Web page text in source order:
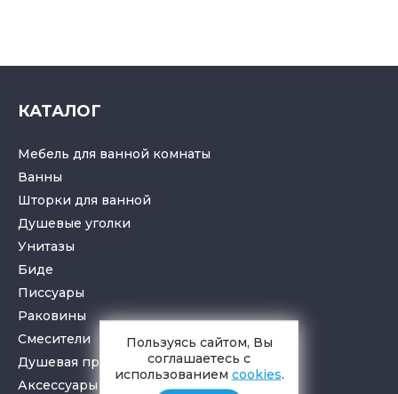
КАТАЛОГ
Мебель для ванной комнаты
Ванны
Шторки для ванной
Душевые уголки
Унитазы
Биде
Писсуары
Раковины
Смесители
Душевая программа
Аксессуары в ванную
Пользуясь сайтом, Вы
соглашаетесь с
использованием cookies.